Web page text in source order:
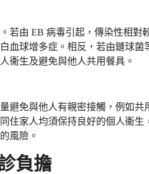
若由 EB 病毒引起，傳染性相對
血球增多症。相反，若由鏈球菌
衞生及避免與他人共用餐具。
避免與他人有親密接觸，例如共
住家人均須保持良好的個人衞生
風險。
負擔​